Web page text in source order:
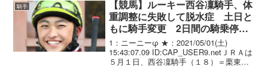
騎手
【競馬】ルーキー西谷凜騎手、体
重調整に失敗して脱水症 土日と
もに騎手変更 2日間の騎乗停
止 身長166.5cm
1：ニーニーφ ★：2021/05/01(土)
15:43:07.09 ID:CAP_USER9.netＪＲＡは
５月１日、西谷凜騎手（１８）＝栗東・